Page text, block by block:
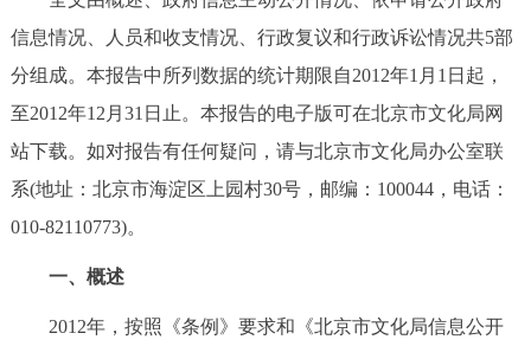
决策公开 专题公开
政务服务
便民服务 利企服务 投资项目
中介服务
政民互动
信息情况、人员和收支情况、行政复议和行政诉讼情况共5部
分组成。本报告中所列数据的统计期限自2012年1月1日起，
至2012年12月31日止。本报告的电子版可在北京市文化局网
站下载。如对报告有任何疑问，请与北京市文化局办公室联
系(地址：北京市海淀区上园村30号，邮编：100044，电话：
010-82110773)。
一、概述
2012年，按照《条例》要求和《北京市文化局信息公开